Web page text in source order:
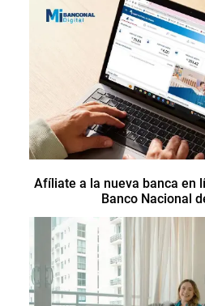
Afíliate a la nueva banca en
Banco Nacional